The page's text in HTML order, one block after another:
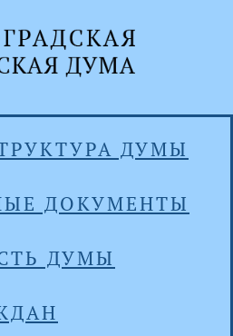
ДУМЫ
ДОКУМЕНТЫ
ДУМЫ